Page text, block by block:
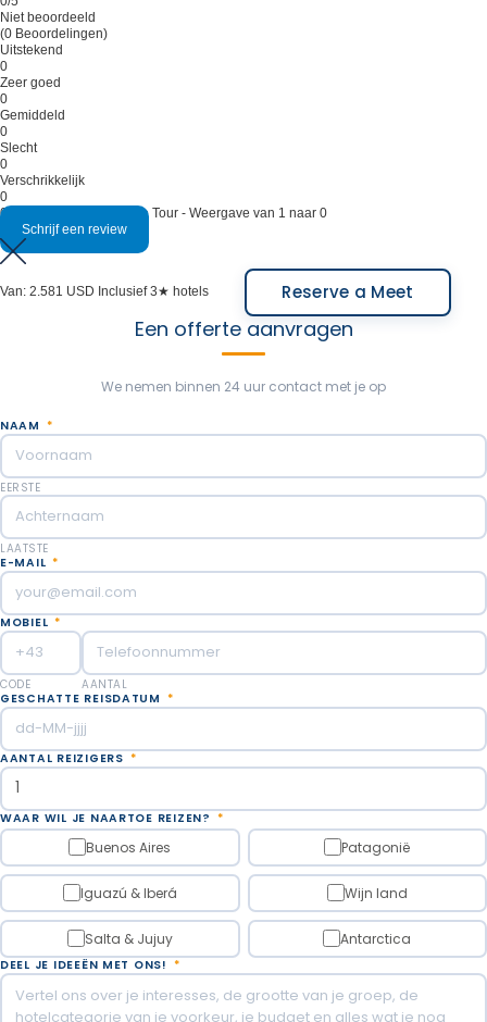
Niet beoordeeld
(0 Beoordelingen)
Uitstekend
0
Zeer goed
0
Gemiddeld
0
Slecht
0
Verschrikkelijk
0
0 beoordelingen op deze Tour - Weergave van 1 naar 0
Schrijf een review
Van: 2.581 USD Inclusief 3★ hotels Reserve a Meet
Een offerte aanvragen
We nemen binnen 24 uur contact met je op
NAAM *
EERSTE
LAATSTE
E-MAIL *
MOBIEL *
CODE
AANTAL
GESCHATTE REISDATUM *
AANTAL REIZIGERS *
WAAR WIL JE NAARTOE REIZEN? *
Buenos Aires Patagonië
Iguazú & Iberá Wijn land
Salta & Jujuy Antarctica
DEEL JE IDEEËN MET ONS! *